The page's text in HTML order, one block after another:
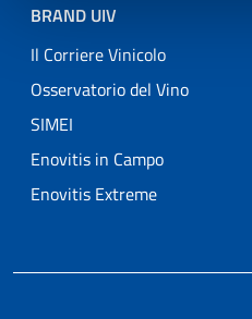
BRAND UIV
Il Corriere Vinicolo
Osservatorio del Vino
SIMEI
Enovitis in Campo
Enovitis Extreme